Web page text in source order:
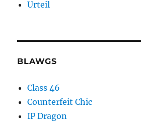
Urteil
BLAWGS
Class 46
Counterfeit Chic
IP Dragon